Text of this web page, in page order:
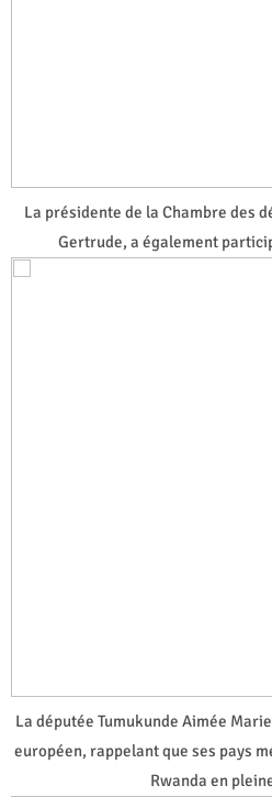
La présidente de la Chambre des
Gertrude, a également
La députée Tumukunde Aimée
européen, rappelant que ses pays
Rwanda en